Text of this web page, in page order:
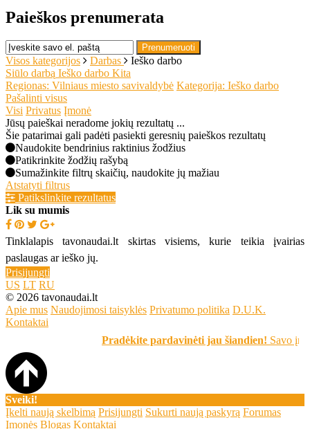
Paieškos prenumerata
Prenumeruoti
Visos kategorijos Darbas
Ieško darbo
Siūlo darbą Ieško darbo Kita
Regionas: Vilniaus miesto savivaldybė Kategorija: Ieško darbo
Pašalinti visus
Visi Privatus Įmonė
Jūsų paieškai neradome jokių rezultatų ...
Šie patarimai gali padėti pasiekti geresnių paieškos rezultatų
Naudokite bendrinius raktinius žodžius
Patikrinkite žodžių rašybą
Sumažinkite filtrų skaičių, naudokite jų mažiau
Atstatyti filtrus
Patikslinkite rezultatus
Lik su mumis
Tinklalapis tavonaudai.lt skirtas visiems, kurie teikia įvairias
paslaugas ar ieško jų.
Prisijungti
US LT RU
© 2026 tavonaudai.lt
Apie mus Naudojimosi taisyklės Privatumo politika D.U.K.
Kontaktai
Pradėkite pardavinėti jau šiandien! Savo įrašą
Sveiki!
Įkelti naują skelbimą Prisijungti Sukurti naują paskyrą Forumas
Įmonės Blogas Kontaktai